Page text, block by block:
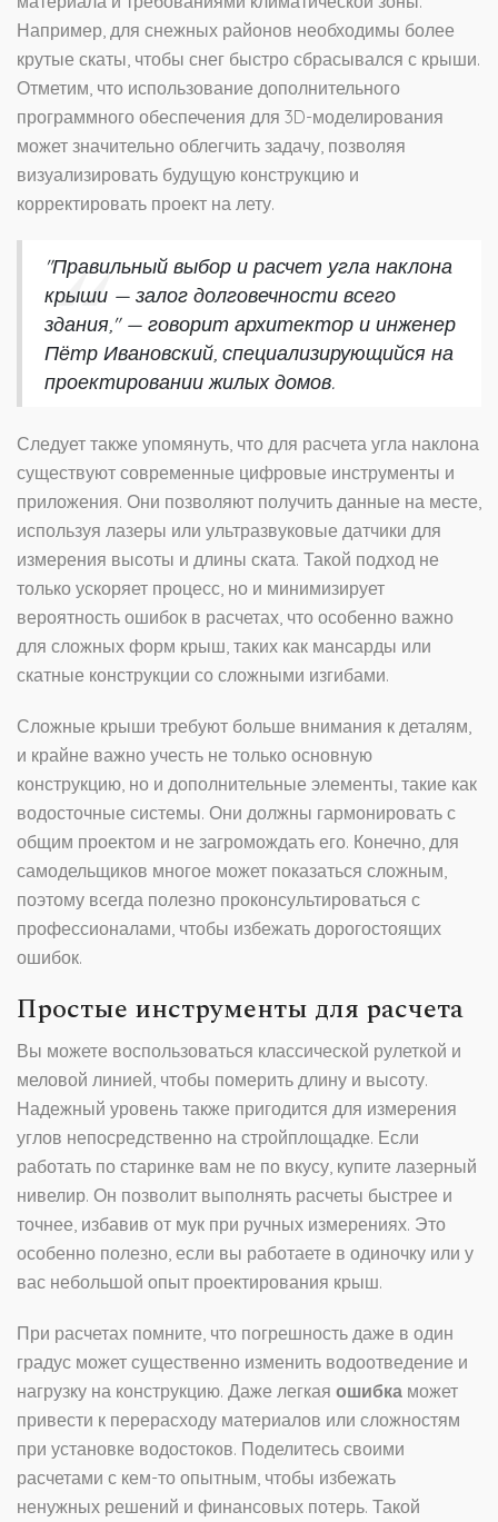
Например, для снежных районов необходимы более
крутые скаты, чтобы снег быстро сбрасывался с крыши.
Отметим, что использование дополнительного
программного обеспечения для 3D-моделирования
может значительно облегчить задачу, позволяя
визуализировать будущую конструкцию и
корректировать проект на лету.
"Правильный выбор и расчет угла наклона
крыши — залог долговечности всего
здания," — говорит архитектор и инженер
Пётр Ивановский, специализирующийся на
проектировании жилых домов.
Следует также упомянуть, что для расчета угла наклона
существуют современные цифровые инструменты и
приложения. Они позволяют получить данные на месте,
используя лазеры или ультразвуковые датчики для
измерения высоты и длины ската. Такой подход не
только ускоряет процесс, но и минимизирует
вероятность ошибок в расчетах, что особенно важно
для сложных форм крыш, таких как мансарды или
скатные конструкции со сложными изгибами.
Сложные крыши требуют больше внимания к деталям,
и крайне важно учесть не только основную
конструкцию, но и дополнительные элементы, такие как
водосточные системы. Они должны гармонировать с
общим проектом и не загромождать его. Конечно, для
самодельщиков многое может показаться сложным,
поэтому всегда полезно проконсультироваться с
профессионалами, чтобы избежать дорогостоящих
ошибок.
Простые инструменты для расчета
Вы можете воспользоваться классической рулеткой и
меловой линией, чтобы померить длину и высоту.
Надежный уровень также пригодится для измерения
углов непосредственно на стройплощадке. Если
работать по старинке вам не по вкусу, купите лазерный
нивелир. Он позволит выполнять расчеты быстрее и
точнее, избавив от мук при ручных измерениях. Это
особенно полезно, если вы работаете в одиночку или у
вас небольшой опыт проектирования крыш.
При расчетах помните, что погрешность даже в один
градус может существенно изменить водоотведение и
нагрузку на конструкцию. Даже легкая ошибка может
привести к перерасходу материалов или сложностям
при установке водостоков. Поделитесь своими
расчетами с кем-то опытным, чтобы избежать
ненужных решений и финансовых потерь. Такой